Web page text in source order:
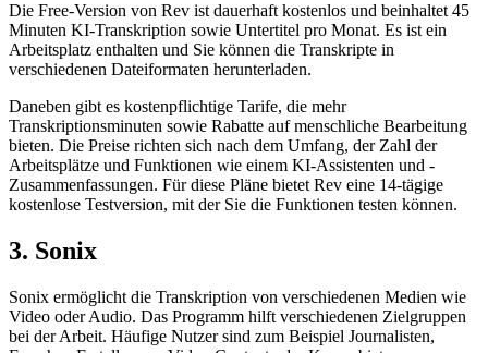
Die Free-Version von Rev ist dauerhaft kostenlos und beinhaltet 45
Minuten KI-Transkription sowie Untertitel pro Monat. Es ist ein
Arbeitsplatz enthalten und Sie können die Transkripte in
verschiedenen Dateiformaten herunterladen.
Daneben gibt es kostenpflichtige Tarife, die mehr
Transkriptionsminuten sowie Rabatte auf menschliche Bearbeitung
bieten. Die Preise richten sich nach dem Umfang, der Zahl der
Arbeitsplätze und Funktionen wie einem KI-Assistenten und -
Zusammenfassungen. Für diese Pläne bietet Rev eine 14-tägige
kostenlose Testversion, mit der Sie die Funktionen testen können.
3. Sonix
Sonix ermöglicht die Transkription von verschiedenen Medien wie
Video oder Audio. Das Programm hilft verschiedenen Zielgruppen
bei der Arbeit. Häufige Nutzer sind zum Beispiel Journalisten,